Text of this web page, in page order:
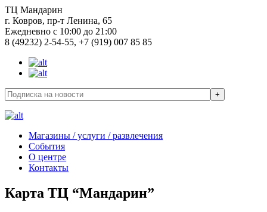
ТЦ Мандарин
г. Ковров, пр-т Ленина, 65
Ежедневно с 10:00 до 21:00
8 (49232) 2-54-55, +7 (919) 007 85 85
Магазины / услуги / развлечения
События
О центре
Контакты
Карта ТЦ “Мандарин”